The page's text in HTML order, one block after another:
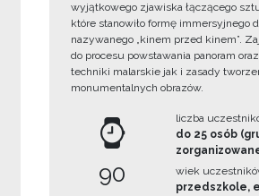
wyjątkowego zjawiska łączącego
które stanowiło formę immersyjnego
nazywanego „kinem przed kinem”.
do procesu powstawania panoram
techniki malarskie jak i zasady
monumentalnych obrazów.
90
liczba
do 25 osób
wiek
przedszkole,